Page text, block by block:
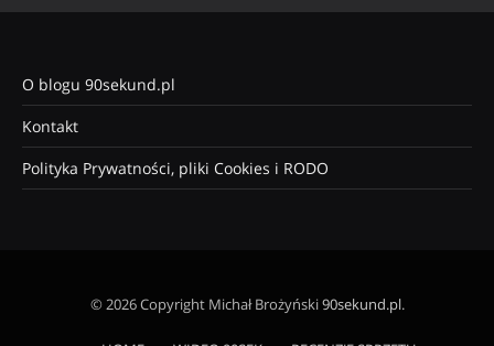
O blogu 90sekund.pl
Kontakt
Polityka Prywatności, pliki Cookies i RODO
© 2026 Copyright Michał Brożyński90sekund.pl.